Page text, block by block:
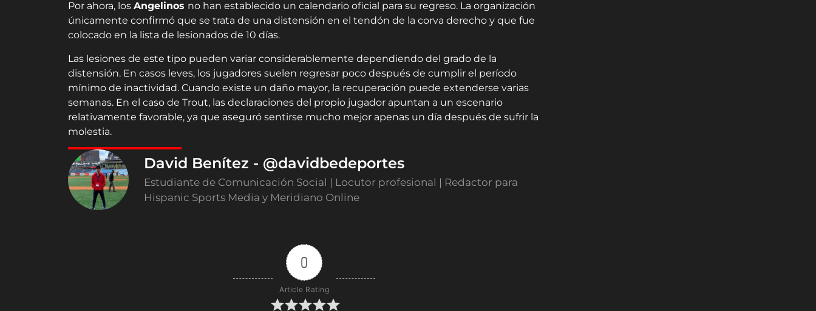
Por ahora, los Angelinos no han establecido un calendario oficial para su regreso. La organización
únicamente confirmó que se trata de una distensión en el tendón de la corva derecho y que fue
colocado en la lista de lesionados de 10 días.
Las lesiones de este tipo pueden variar considerablemente dependiendo del grado de la
distensión. En casos leves, los jugadores suelen regresar poco después de cumplir el período
mínimo de inactividad. Cuando existe un daño mayor, la recuperación puede extenderse varias
semanas. En el caso de Trout, las declaraciones del propio jugador apuntan a un escenario
relativamente favorable, ya que aseguró sentirse mucho mejor apenas un día después de sufrir la
molestia.
David Benítez - @davidbedeportes
Estudiante de Comunicación Social | Locutor profesional | Redactor para
Hispanic Sports Media y Meridiano Online
0
Article Rating